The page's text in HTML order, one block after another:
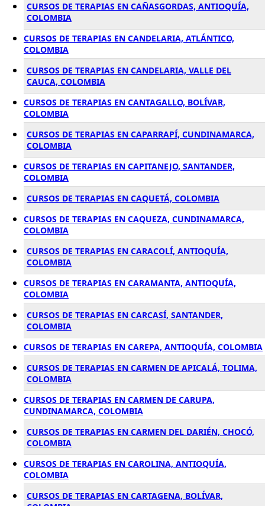
CURSOS DE TERAPIAS EN CAÑASGORDAS, ANTIOQUÍA,
COLOMBIA
CURSOS DE TERAPIAS EN CANDELARIA, ATLÁNTICO,
COLOMBIA
CURSOS DE TERAPIAS EN CANDELARIA, VALLE DEL
CAUCA, COLOMBIA
CURSOS DE TERAPIAS EN CANTAGALLO, BOLÍVAR,
COLOMBIA
CURSOS DE TERAPIAS EN CAPARRAPÍ, CUNDINAMARCA,
COLOMBIA
CURSOS DE TERAPIAS EN CAPITANEJO, SANTANDER,
COLOMBIA
CURSOS DE TERAPIAS EN CAQUETÁ, COLOMBIA
CURSOS DE TERAPIAS EN CAQUEZA, CUNDINAMARCA,
COLOMBIA
CURSOS DE TERAPIAS EN CARACOLÍ, ANTIOQUÍA,
COLOMBIA
CURSOS DE TERAPIAS EN CARAMANTA, ANTIOQUÍA,
COLOMBIA
CURSOS DE TERAPIAS EN CARCASÍ, SANTANDER,
COLOMBIA
CURSOS DE TERAPIAS EN CAREPA, ANTIOQUÍA, COLOMBIA
CURSOS DE TERAPIAS EN CARMEN DE APICALÁ, TOLIMA,
COLOMBIA
CURSOS DE TERAPIAS EN CARMEN DE CARUPA,
CUNDINAMARCA, COLOMBIA
CURSOS DE TERAPIAS EN CARMEN DEL DARIÉN, CHOCÓ,
COLOMBIA
CURSOS DE TERAPIAS EN CAROLINA, ANTIOQUÍA,
COLOMBIA
CURSOS DE TERAPIAS EN CARTAGENA, BOLÍVAR,